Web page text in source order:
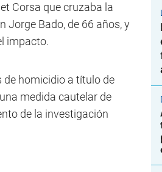
Corsa que cruzaba la
Jorge Bado, de 66 años, y
impacto.
de homicidio a título de
medida cautelar de
de la investigación